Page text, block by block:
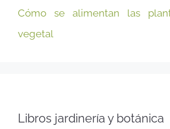
Cómo se alimentan las
vegetal
Libros jardinería y botánica